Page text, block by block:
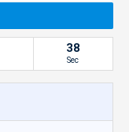
38
Sec